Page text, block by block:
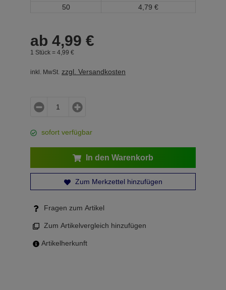
50
4, 79 €
ab 4,99 €
1 Stück = 4, 99 €
inkl. MwSt. zzgl. Versandkosten
sofort verfügbar
In den Warenkorb
Zum Merkzettel hinzufügen
Fragen zum Artikel
Zum Artikelvergleich hinzufügen
Artikelherkunft